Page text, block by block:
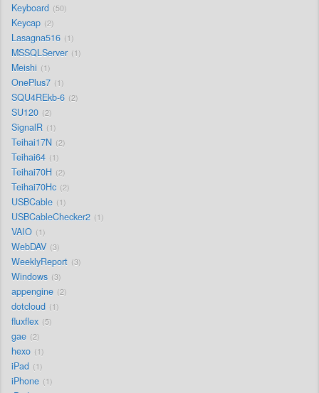
Keyboard 50
Keycap 2
Lasagna516 1
MSSQLServer 1
Meishi 1
OnePlus7 1
SQU4REkb-6 2
SU120 2
SignalR 1
Teihai17N 2
Teihai64 1
Teihai70H 2
Teihai70Hc 2
USBCable 1
USBCableChecker2 1
VAIO 1
WebDAV 3
WeeklyReport 3
Windows 3
appengine 2
dotcloud 1
fluxflex 5
gae 2
hexo 1
iPad 1
iPhone 1